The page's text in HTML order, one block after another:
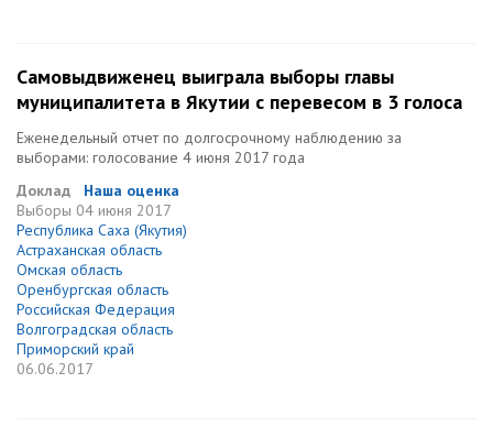
Самовыдвиженец выиграла выборы главы
муниципалитета в Якутии с перевесом в 3 голоса
Еженедельный отчет по долгосрочному наблюдению за
выборами: голосование 4 июня 2017 года
Доклад
Наша оценка
Выборы 04 июня 2017
Республика Саха (Якутия)
Астраханская область
Омская область
Оренбургская область
Российская Федерация
Волгоградская область
Приморский край
06.06.2017